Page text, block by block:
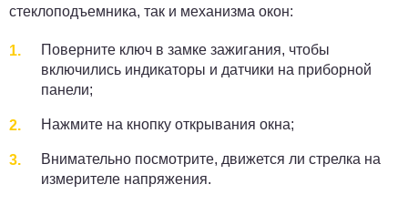
стеклоподъемника, так и механизма окон:
Поверните ключ в замке зажигания, чтобы
включились индикаторы и датчики на приборной
панели;
Нажмите на кнопку открывания окна;
Внимательно посмотрите, движется ли стрелка на
измерителе напряжения.